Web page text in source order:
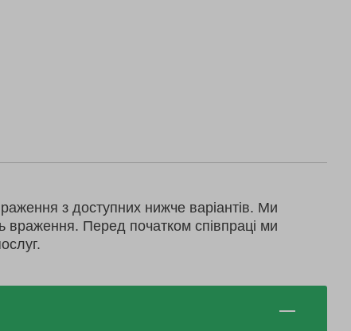
з доступних нижче варіантів. Ми
враження. Перед початком співпраці ми